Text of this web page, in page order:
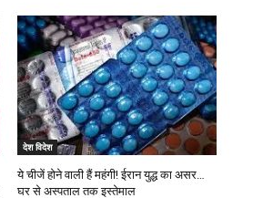
देश विदेश
ये चीजें होने वाली हैं महंगी! ईरान युद्ध का असर…
घर से अस्पताल तक इस्तेमाल